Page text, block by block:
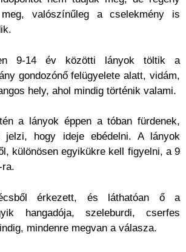
valószínűleg a cselekmény is
9-14 év közötti lányok töltik a
gondozónő felügyelete alatt, vidám,
hely, ahol mindig történik valami.
a lányok éppen a tóban fürdenek,
jelzi, hogy ideje ebédelni. A lányok
különösen egyikükre kell figyelni, a 9
érkezett, és láthatóan ő a
hangadója, szeleburdi, cserfes
mindenre megvan a válasza.